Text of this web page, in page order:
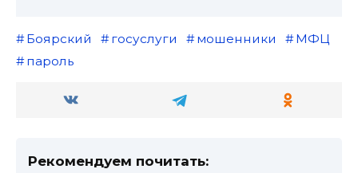
Боярский госуслуги мошенники
МФЦ
пароль
Рекомендуем почитать: